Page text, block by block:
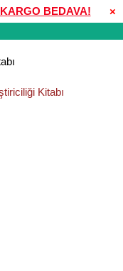
×
KARGO BEDAVA!